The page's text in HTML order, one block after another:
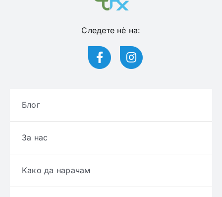
Следете нѐ на:
Блог
За нас
Како да нарачам